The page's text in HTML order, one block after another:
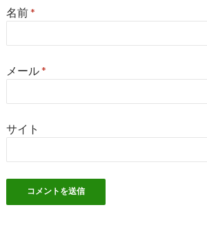
名前*
メール*
サイト